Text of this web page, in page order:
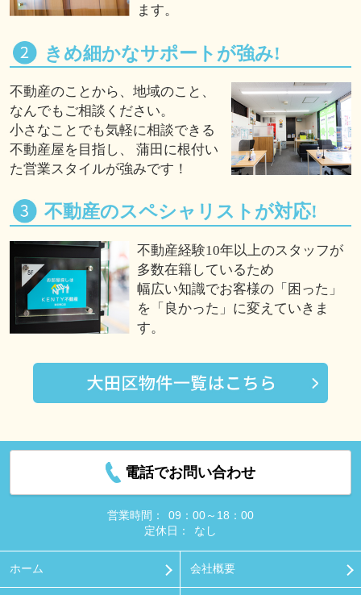
ます。
きめ細かなサポートが強み!
不動産のことから、地域のこと、
なんでもご相談ください。
小さなことでも気軽に相談できる
不動産屋を目指し、 蒲田に根付い
た営業スタイルが強みです！
不動産のスペシャリストが対応!
不動産経験10年以上のスタッフが
多数在籍しているため
幅広い知識でお客様の「困った」
を「良かった」に変えていきま
す。
電話でお問い合わせ
営業時間：
09：00～18：00
定休日：
なし
ホーム 会社概要